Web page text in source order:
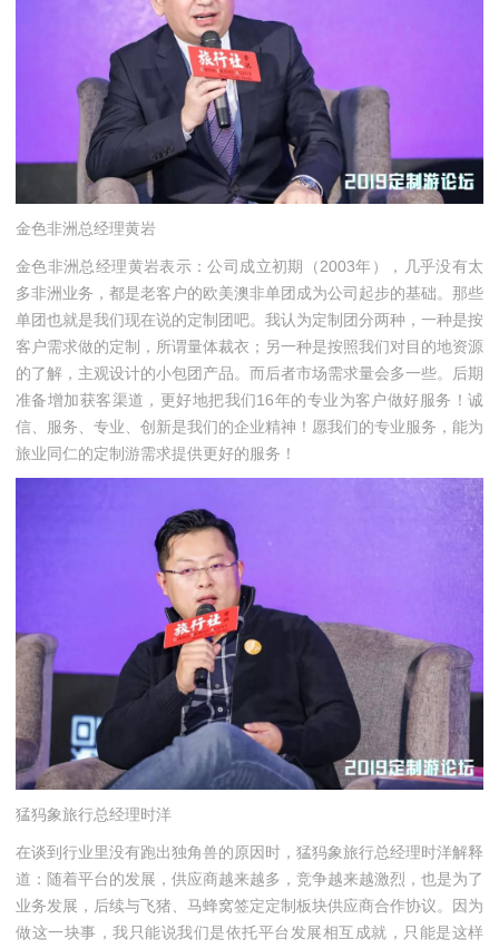
金色非洲总经理黄岩
金色非洲总经理黄岩表示：公司成立初期（2003年），几乎没有太
多非洲业务，都是老客户的欧美澳非单团成为公司起步的基础。那些
单团也就是我们现在说的定制团吧。我认为定制团分两种，一种是按
客户需求做的定制，所谓量体裁衣；另一种是按照我们对目的地资源
的了解，主观设计的小包团产品。而后者市场需求量会多一些。后期
准备增加获客渠道，更好地把我们16年的专业为客户做好服务！诚
信、服务、专业、创新是我们的企业精神！愿我们的专业服务，能为
旅业同仁的定制游需求提供更好的服务！
猛犸象旅行总经理时洋
在谈到行业里没有跑出独角兽的原因时，猛犸象旅行总经理时洋解释
道：随着平台的发展，供应商越来越多，竞争越来越激烈，也是为了
业务发展，后续与飞猪、马蜂窝签定定制板块供应商合作协议。因为
做这一块事，我只能说我们是依托平台发展相互成就，只能是这样